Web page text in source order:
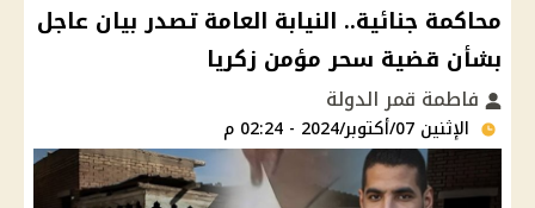
محاكمة جنائية.. النيابة العامة تصدر بيان عاجل
بشأن قضية سحر مؤمن زكريا
فاطمة قمر الدولة
الإثنين 07/أكتوبر/2024 - 02:24 م